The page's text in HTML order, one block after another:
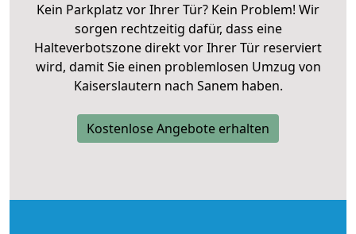
Kein Parkplatz vor Ihrer Tür? Kein Problem! Wir
sorgen rechtzeitig dafür, dass eine
Halteverbotszone direkt vor Ihrer Tür reserviert
wird, damit Sie einen problemlosen Umzug von
Kaiserslautern nach Sanem haben.
Kostenlose Angebote erhalten